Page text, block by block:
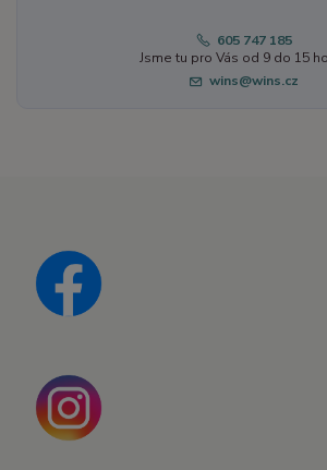
605 747 185
Jsme tu pro Vás od 9 do 15
wins@wins.cz